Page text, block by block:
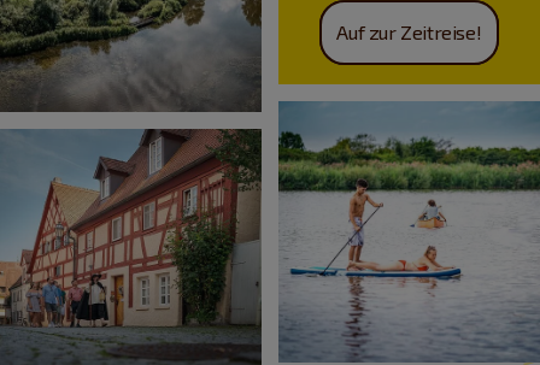
Auf zur Zeitreise!